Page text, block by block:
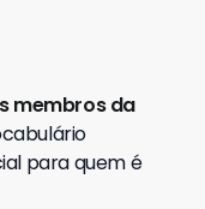
membros da
para quem é